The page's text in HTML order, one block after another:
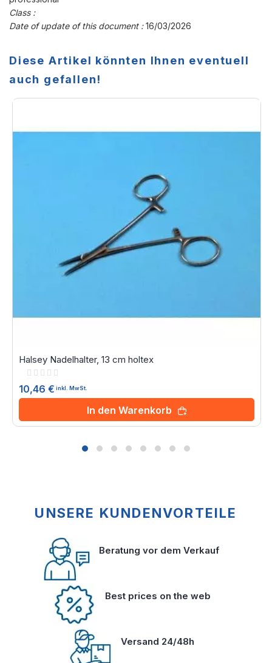
Class :
Date of update of this document :16/03/2026
Diese Artikel könnten Ihnen eventuell
auch gefallen!
Halsey Nadelhalter, 13 cm holtex
Rating:
10,46 € inkl. MwSt.
In den Warenkorb
UNSERE KUNDENVORTEILE
Beratung vor dem Verkauf
Best prices on the web
Versand 24/48h